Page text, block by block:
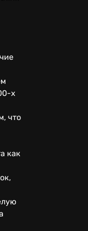
х
что
как